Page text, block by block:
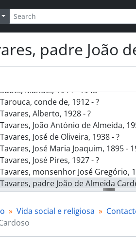
Opções de busca
padre João
Belge d’Etudes et
Alfredo [Pinto de Azevedo] e,
António Júlio do Vale e,
D. Agostinho de Jesus e, 1923
José Fernando de - (Nemo),
Luísa Stefania da Silva Sérgio
Manuel, 1944 - 1948
conde de, 1912 - ?
Alberto, 1928 - ?
João António de Almeida,
José de Oliveira, 1938 - ?
José Maria Joaquim, 1895 -
José Pires, 1927 - ?
monsenhor José Gregório,
padre João de Almeida
01 - Cartão do padre João de Almeida Cardoso
F. Gomes, [s.d.]
José [Bernardino] Gonçalves,
Vida social e religiosa